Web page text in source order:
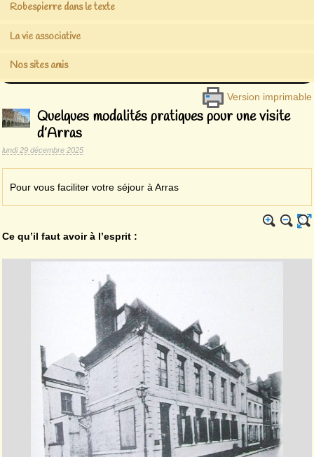
Robespierre dans le texte
La vie associative
Nos sites amis
Version imprimable
Quelques modalités pratiques pour une visite
d’Arras
lundi 29 décembre 2025
Pour vous faciliter votre séjour à Arras
Ce qu’il faut avoir à l’esprit :